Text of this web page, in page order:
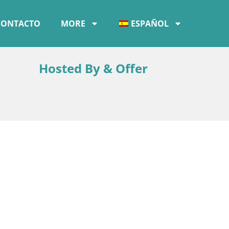
MORE ESPAÑOL
Hosted By & Offer